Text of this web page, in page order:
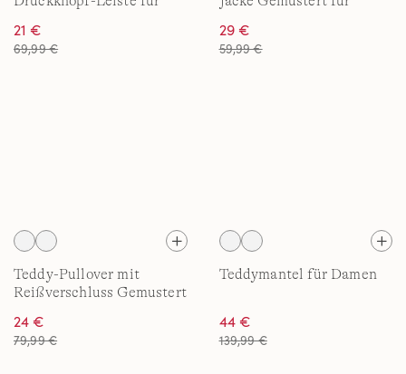
21 €
69,99 €
29 €
59,99 €
Teddy-Pullover mit
Reißverschluss Gemustert
24 €
79,99 €
Teddymantel für Damen
44 €
139,99 €